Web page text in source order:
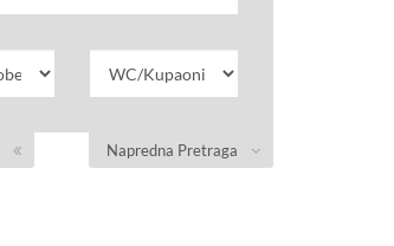
Napredna Pretraga